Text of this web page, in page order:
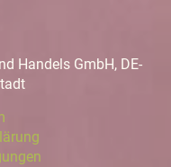
Handels GmbH, DE-